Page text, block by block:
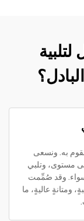
لتلبية
به. ونسعى
مستوى، وتلبي
سواء. وقد صُمِّمت
ومتانةٍ عاليةٍ، ما